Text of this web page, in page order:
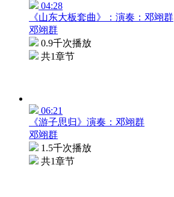
04:28
《山东大板套曲》：演奏：邓翊群
邓翊群
0.9千次播放
共1章节
06:21
《游子思归》演奏：邓翊群
邓翊群
1.5千次播放
共1章节